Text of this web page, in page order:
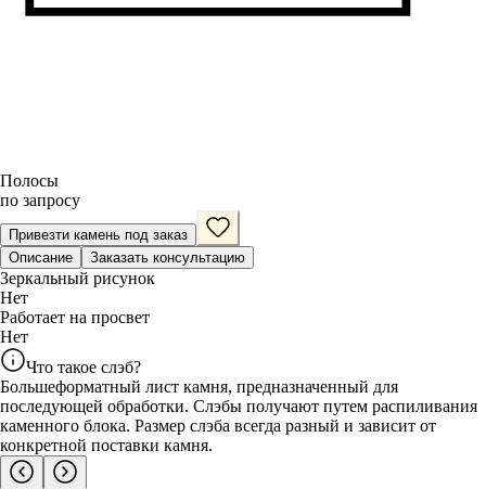
Полосы
по запросу
Привезти камень под заказ
Описание
Заказать консультацию
Зеркальный рисунок
Нет
Работает на просвет
Нет
Что такое слэб?
Большеформатный лист камня, предназначенный для
последующей обработки. Слэбы получают путем распиливания
каменного блока. Размер слэба всегда разный и зависит от
конкретной поставки камня.